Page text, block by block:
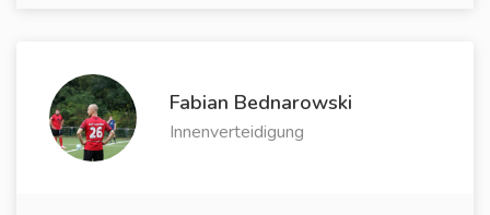
Fabian Bednarowski
Innenverteidigung